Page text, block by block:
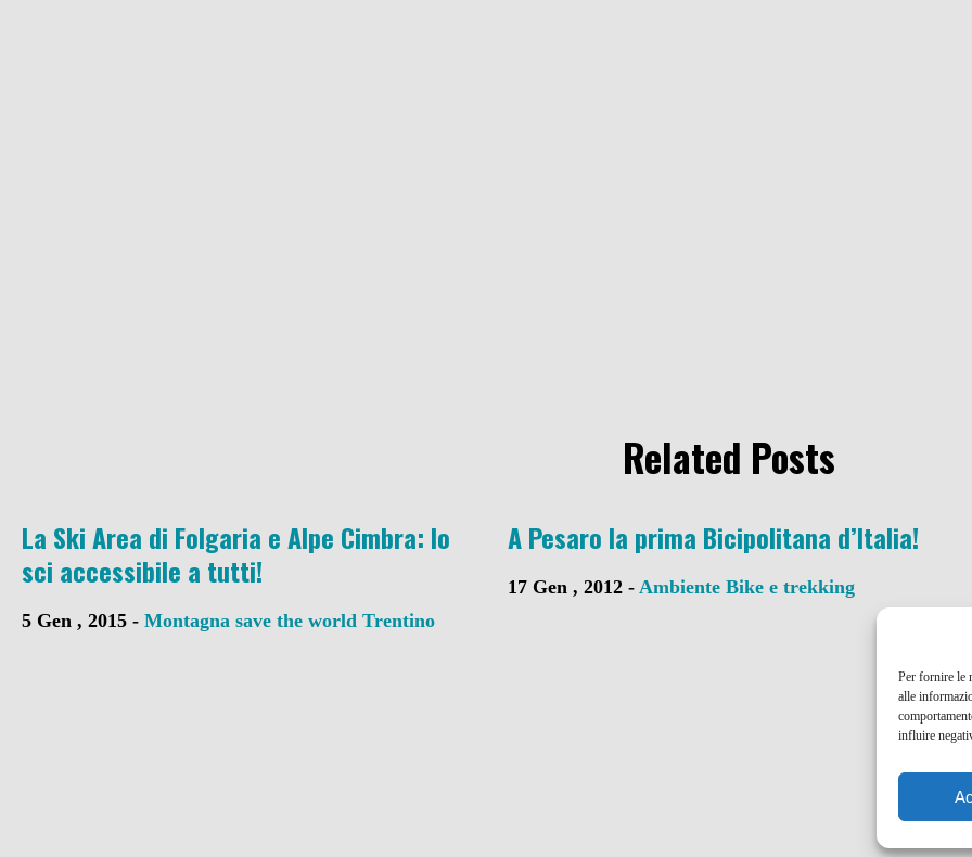
Per fornire le
alle
influire
Related Posts
La Ski Area di Folgaria e Alpe Cimbra: lo
sci accessibile a tutti!
5 Gen , 2015 -Montagna save the world Trentino
A Pesaro la prima Bicipolitana d’Italia!
17 Gen , 2012 - Ambiente Bike e trekking